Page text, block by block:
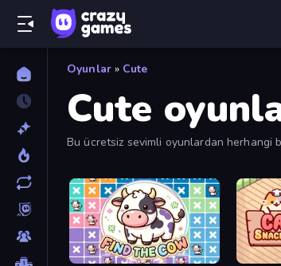
Oyunlar » Cute
Cute
Bu ücretsiz sevimli oyunlardan herhangi
Find The Cow Cat